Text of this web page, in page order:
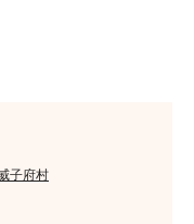
子府村